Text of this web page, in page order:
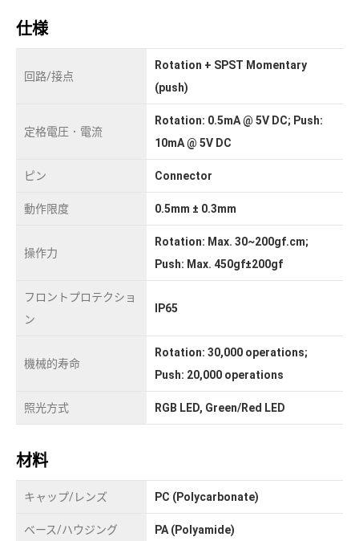
仕様
回路/接点
Rotation + SPST Momentary
(push)
定格電圧．電流
Rotation: 0.5mA @ 5V DC; Push:
10mA @ 5V DC
ピン Connector
動作限度 0.5mm ± 0.3mm
操作力
Rotation: Max. 30~200gf.cm;
Push: Max. 450gf±200gf
フロントプロテクショ
ン
IP65
機械的寿命
Rotation: 30,000 operations;
Push: 20,000 operations
照光方式 RGB LED, Green/Red LED
材料
キャップ/レンズ PC (Polycarbonate)
ベース/ハウジング PA (Polyamide)